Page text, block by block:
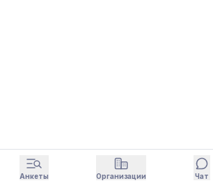
Анкеты Организации Чат